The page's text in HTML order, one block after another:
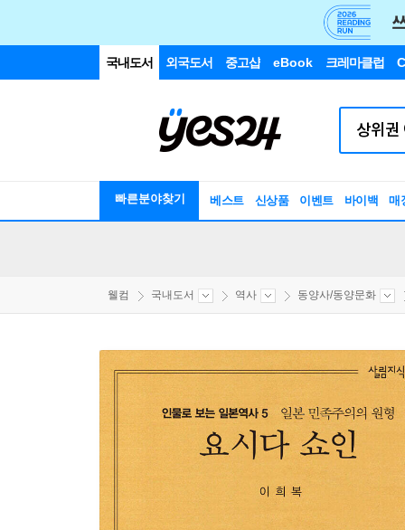
국내도서 외국도서 중고샵 eBook 크레마클럽
빠른분야찾기 베스트 신상품 이벤트 바이백 매
웰컴 국내도서 역사 동양사/동양문화